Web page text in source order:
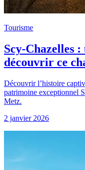
Tourisme
Scy-Chazelles
découvrir ce
Découvrir l’histoire
patrimoine exceptionnel
Metz.
2 janvier 2026